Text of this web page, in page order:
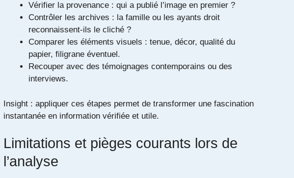
Vérifier la provenance : qui a publié l’image en premier ?
Contrôler les archives : la famille ou les ayants droit
reconnaissent‑ils le cliché ?
Comparer les éléments visuels : tenue, décor, qualité du
papier, filigrane éventuel.
Recouper avec des témoignages contemporains ou des
interviews.
Insight : appliquer ces étapes permet de transformer une fascination
instantanée en information vérifiée et utile.
Limitations et pièges courants lors de
l’analyse